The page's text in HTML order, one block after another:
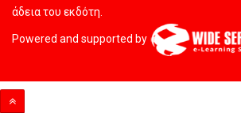
άδεια του εκδότη.
Powered and supported by